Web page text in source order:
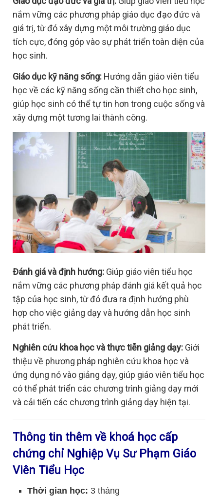
nắm vững các phương pháp giáo dục đạo đức và
giá trị, từ đó xây dựng một môi trường giáo dục
tích cực, đóng góp vào sự phát triển toàn diện của
học sinh.
Giáo dục kỹ năng sống: Hướng dẫn giáo viên tiểu
học về các kỹ năng sống cần thiết cho học sinh,
giúp học sinh có thể tự tin hơn trong cuộc sống và
xây dựng một tương lai thành công.
Đánh giá và định hướng: Giúp giáo viên tiểu học
nắm vững các phương pháp đánh giá kết quả học
tập của học sinh, từ đó đưa ra định hướng phù
hợp cho việc giảng dạy và hướng dẫn học sinh
phát triển.
Nghiên cứu khoa học và thực tiễn giảng dạy: Giới
thiệu về phương pháp nghiên cứu khoa học và
ứng dụng nó vào giảng dạy, giúp giáo viên tiểu học
có thể phát triển các chương trình giảng dạy mới
và cải tiến các chương trình giảng dạy hiện tại.
Thông tin thêm về khoá học cấp
chứng chỉ Nghiệp Vụ Sư Phạm Giáo
Viên Tiểu Học
Thời gian học: 3 tháng